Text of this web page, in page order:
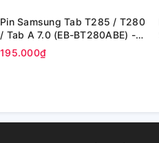
Pin Samsung Tab T285 / T280
/ Tab A 7.0 (EB-BT280ABE) -
(Zin Cty)
195.000₫